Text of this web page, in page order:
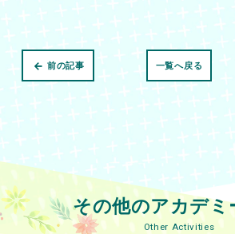
一覧へ戻る
前の記事
その他のアカデミ
Other Activities